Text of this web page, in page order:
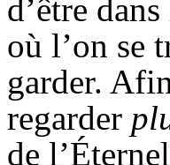
d’être
où l’on se
garder.
regarder
de